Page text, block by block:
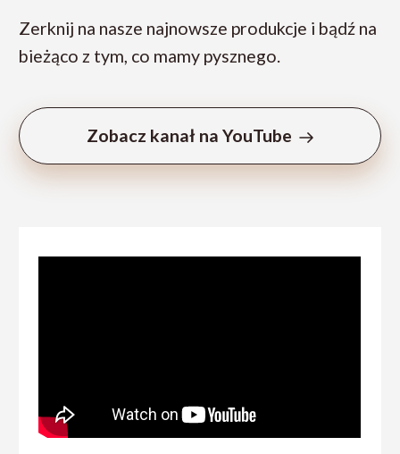
Zerknij na nasze najnowsze produkcje i bądź na
bieżąco z tym, co mamy pysznego.
Zobacz kanał na YouTube